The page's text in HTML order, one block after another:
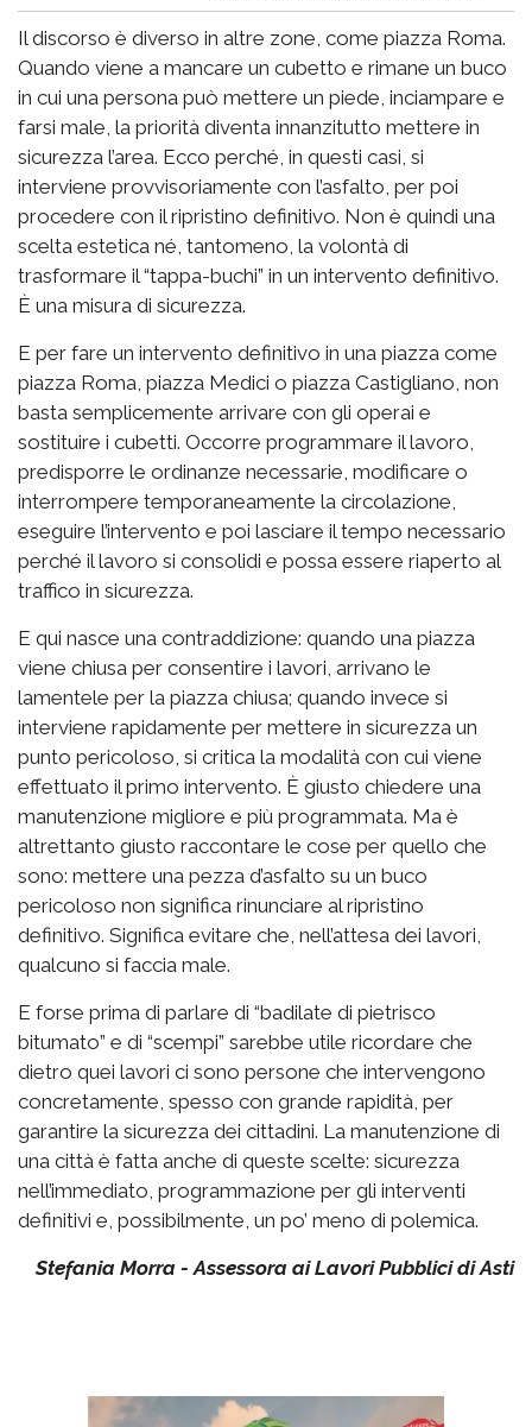
Il discorso è diverso in altre zone, come piazza Roma.
Quando viene a mancare un cubetto e rimane un buco
in cui una persona può mettere un piede, inciampare e
farsi male, la priorità diventa innanzitutto mettere in
sicurezza l’area. Ecco perché, in questi casi, si
interviene provvisoriamente con l’asfalto, per poi
procedere con il ripristino definitivo. Non è quindi una
scelta estetica né, tantomeno, la volontà di
trasformare il “tappa-buchi” in un intervento definitivo.
È una misura di sicurezza.
E per fare un intervento definitivo in una piazza come
piazza Roma, piazza Medici o piazza Castigliano, non
basta semplicemente arrivare con gli operai e
sostituire i cubetti. Occorre programmare il lavoro,
predisporre le ordinanze necessarie, modificare o
interrompere temporaneamente la circolazione,
eseguire l’intervento e poi lasciare il tempo necessario
perché il lavoro si consolidi e possa essere riaperto al
traffico in sicurezza.
E qui nasce una contraddizione: quando una piazza
viene chiusa per consentire i lavori, arrivano le
lamentele per la piazza chiusa; quando invece si
interviene rapidamente per mettere in sicurezza un
punto pericoloso, si critica la modalità con cui viene
effettuato il primo intervento. È giusto chiedere una
manutenzione migliore e più programmata. Ma è
altrettanto giusto raccontare le cose per quello che
sono: mettere una pezza d’asfalto su un buco
pericoloso non significa rinunciare al ripristino
definitivo. Significa evitare che, nell’attesa dei lavori,
qualcuno si faccia male.
E forse prima di parlare di “badilate di pietrisco
bitumato” e di “scempi” sarebbe utile ricordare che
dietro quei lavori ci sono persone che intervengono
concretamente, spesso con grande rapidità, per
garantire la sicurezza dei cittadini. La manutenzione di
una città è fatta anche di queste scelte: sicurezza
nell’immediato, programmazione per gli interventi
definitivi e, possibilmente, un po’ meno di polemica.
Stefania Morra - Assessora ai Lavori Pubblici di Asti